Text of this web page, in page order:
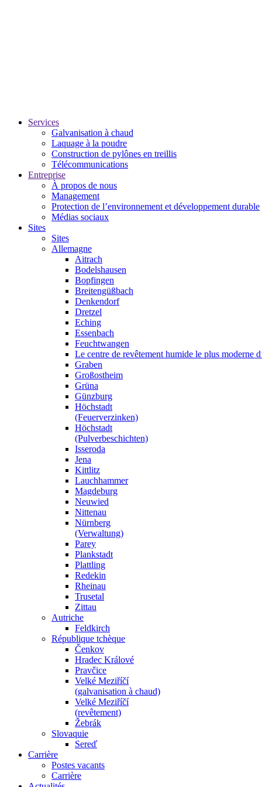
Services
Galvanisation à chaud
Laquage à la poudre
Construction de pylônes en treillis
Télécommunications
Entreprise
À propos de nous
Management
Protection de l’environnement et développement durable
Médias sociaux
Sites
Sites
Allemagne
Aitrach
Bodelshausen
Bopfingen
Breitengüßbach
Denkendorf
Dretzel
Eching
Essenbach
Feuchtwangen
Le centre de revêtement humide le plus moderne
Graben
Großostheim
Grüna
Günzburg
Höchstadt
(Feuerverzinken)
Höchstadt
(Pulverbeschichten)
Isseroda
Jena
Kittlitz
Lauchhammer
Magdeburg
Neuwied
Nittenau
Nürnberg
(Verwaltung)
Parey
Plankstadt
Plattling
Redekin
Rheinau
Trusetal
Zittau
Autriche
Feldkirch
République tchèque
Čenkov
Hradec Králové
Pravčice
Velké Meziříčí
(galvanisation à chaud)
Velké Meziříčí
(revêtement)
Žebrák
Slovaquie
Sereď
Carrière
Postes vacants
Carrière